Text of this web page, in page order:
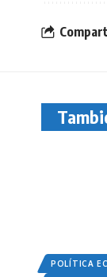
POLÍTICA